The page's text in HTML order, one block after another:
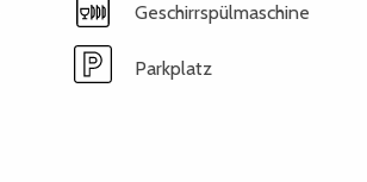
Geschirrspülmaschine
Parkplatz